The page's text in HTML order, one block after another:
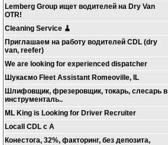
Lemberg Group ищет водителей на Dry Van
OTR!
Cleaning Service 🧹
Приглашаем на работу водителей CDL (dry
van, reefer)
We are looking for experienced dispatcher
Шукаємо Fleet Assistant Romeoville, IL
Шлифовщик, фрезеровщик, токарь, слесарь в
инструменталь..
ML King is Looking for Driver Recruiter
Locall CDL c A
Конестога, 32%, факторинг, без депозита,